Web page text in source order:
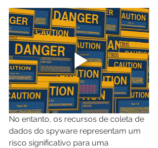
No entanto, os recursos de coleta de
dados do spyware representam um
risco significativo para uma